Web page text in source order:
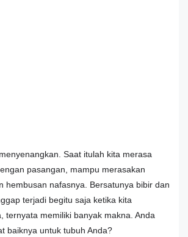
Saat itulah kita merasa
pasangan, mampu merasakan
hembusan nafasnya. Bersatunya bibir dan
terjadi begitu saja ketika kita
ternyata memiliki banyak makna. Anda
baiknya untuk tubuh Anda?